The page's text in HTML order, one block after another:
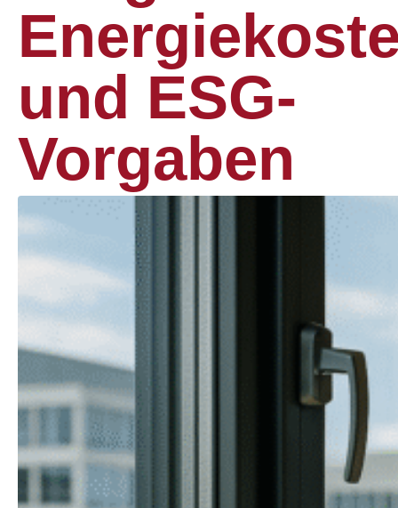
und ESG-
Vorgaben